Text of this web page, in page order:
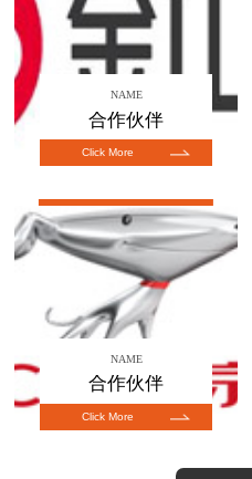
NAME
合作伙伴
Click More
NAME
合作伙伴
Click More